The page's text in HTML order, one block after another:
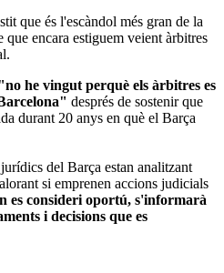
que és l'escàndol més gran de la
encara estiguem veient àrbitres
he vingut perquè els àrbitres es
després de sostenir que
durant 20 anys en què el Barça
del Barça estan analitzant
si emprenen accions judicials
es consideri oportú, s'informarà
i decisions que es